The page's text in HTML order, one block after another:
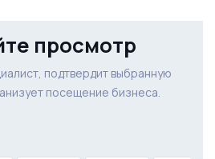
просмотр
подтвердит выбранную
посещение бизнеса.